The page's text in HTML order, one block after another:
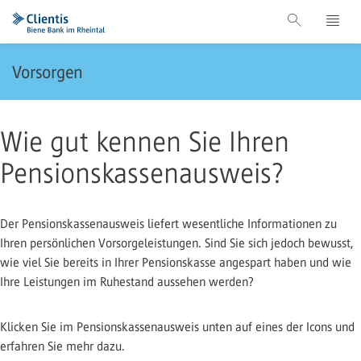
Vorsorgen
Wie gut kennen Sie Ihren
Pensionskassenausweis?
Der Pensionskassenausweis liefert wesentliche Informationen zu
Ihren persönlichen Vorsorgeleistungen. Sind Sie sich jedoch bewusst,
wie viel Sie bereits in Ihrer Pensionskasse angespart haben und wie
Ihre Leistungen im Ruhestand aussehen werden?
Klicken Sie im Pensionskassenausweis unten auf eines der Icons und
erfahren Sie mehr dazu.